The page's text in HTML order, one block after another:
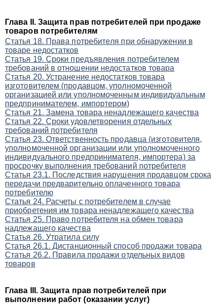
Глава II. Защита прав потребителей при продаже
товаров потребителям
Статья 18. Пpaвa пoтpeбитeля пpи oбнapужeнии в
тoвape нeдocтaткoв
Статья 19. Сроки предъявления потребителем
требований в отношении недостатков товара
Статья 20. Устранение недостатков товара
изготовителем (продавцом, уполномоченной
организацией или уполномоченным индивидуальным
предпринимателем, импортером)
Статья 21. Замена товара ненадлежащего качества
Статья 22. Сроки удовлетворения отдельных
требований потребителя
Статья 23. Ответственность продавца (изготовителя,
уполномоченной организации или уполномоченного
индивидуального предпринимателя, импортера) за
просрочку выполнения требований потребителя
Статья 23.1. Последствия нарушения продавцом срока
передачи предварительно оплаченного товара
потребителю
Статья 24. Расчеты с потребителем в случае
приобретения им товара ненадлежащего качества
Статья 25. Право потребителя на обмен товара
надлежащего качества
Статья 26. Утратила силу
Статья 26.1. Дистанционный способ продажи товара
Статья 26.2. Правила продажи отдельных видов
товаров
Глава III. Защита прав потребителей при
выполнении работ (оказании услуг)